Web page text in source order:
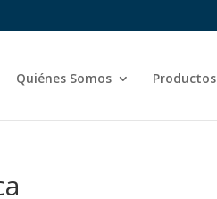
Quiénes Somos Productos